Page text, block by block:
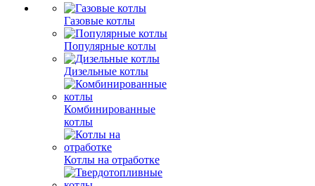
Газовые котлы
Популярные котлы
Дизельные котлы
Комбинированные
котлы
Котлы на отработке